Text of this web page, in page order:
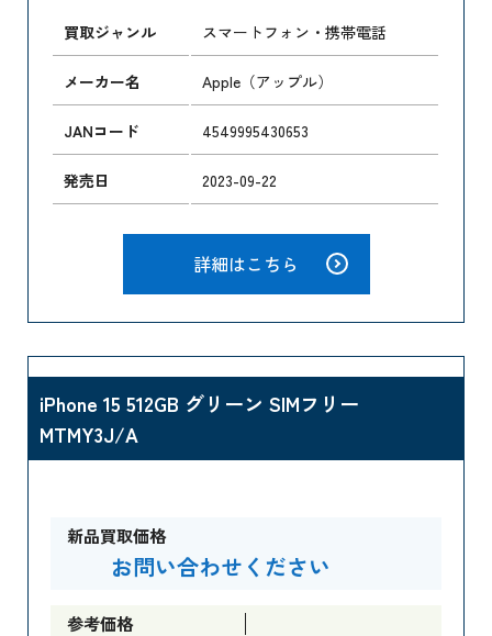
買取ジャンル スマートフォン・携帯電話
メーカー名 Apple（アップル）
JANコード 4549995430653
発売日 2023-09-22
詳細はこちら
iPhone 15 512GB グリーン SIMフリー
MTMY3J/A
新品買取価格
お問い合わせください
参考価格